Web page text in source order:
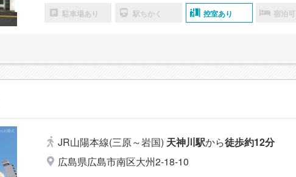
駐車場あり 駅ちかく 控室あり 宿泊可
JR山陽本線(三原～岩国) 天神川駅から徒歩約12分
広島県広島市南区大州2-18-10